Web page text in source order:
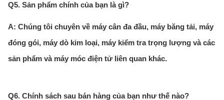
Q5. Sản phẩm chính của bạn là gì?
A: Chúng tôi chuyên về máy cân đa đầu, máy băng tải, máy
đóng gói, máy dò kim loại, máy kiểm tra trọng lượng và các
sản phẩm và máy móc điện tử liên quan khác.
Q6. Chính sách sau bán hàng của bạn như thế nào?